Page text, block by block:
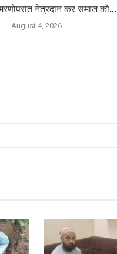
नेत्रदान कर समाज को...
August 4, 2026